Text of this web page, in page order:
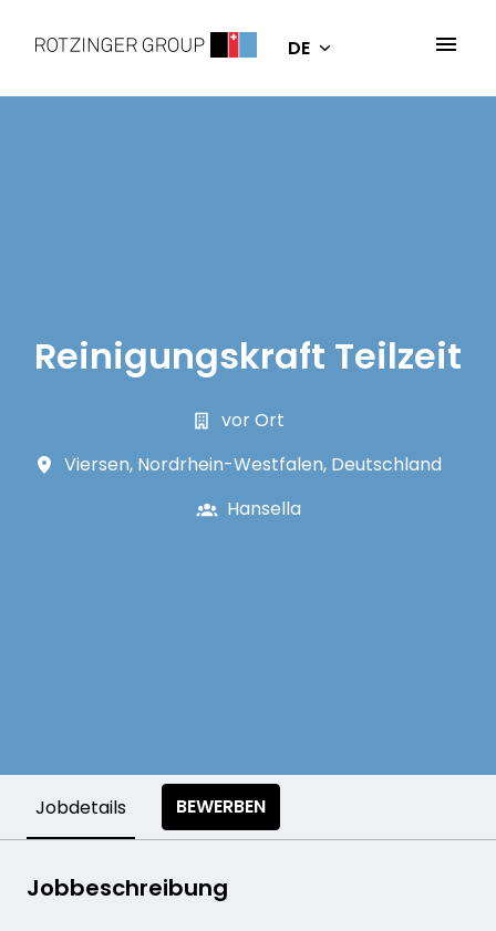
Inhalt
Startseite DE
Reinigungskraft Teilzeit
vor Ort
Viersen, Nordrhein-Westfalen, Deutschland
Hansella
Jobdetails BEWERBEN
Jobbeschreibung